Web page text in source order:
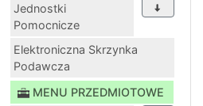
Jednostki
Pomocnicze
Elektroniczna Skrzynka
Podawcza
MENU PRZEDMIOTOWE